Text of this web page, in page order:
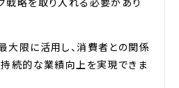
大限に活用し、消費者との関係
持続的な業績向上を実現できま